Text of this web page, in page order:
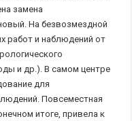
замена
На безвозмездной
работ и наблюдений от
и др.). В самом центре
для
Повсеместная
итоге, привела к